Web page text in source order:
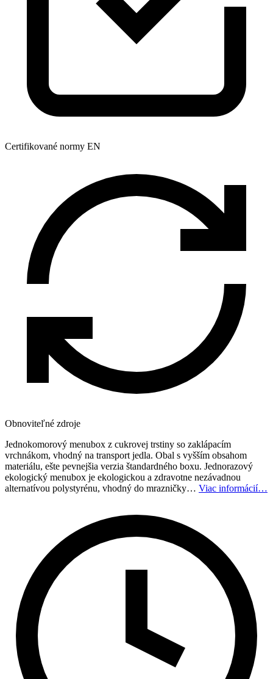
Certifikované normy EN
Obnoviteľné zdroje
Jednokomorový menubox z cukrovej trstiny so zaklápacím
vrchnákom, vhodný na transport jedla. Obal s vyšším obsahom
materiálu, ešte pevnejšia verzia štandardného boxu. Jednorazový
ekologický menubox je ekologickou a zdravotne nezávadnou
alternatívou polystyrénu, vhodný do mrazničky… Viac informácií…